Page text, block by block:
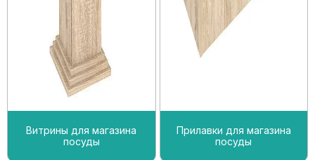
Витрины для магазина
посуды
Прилавки для магазина
посуды